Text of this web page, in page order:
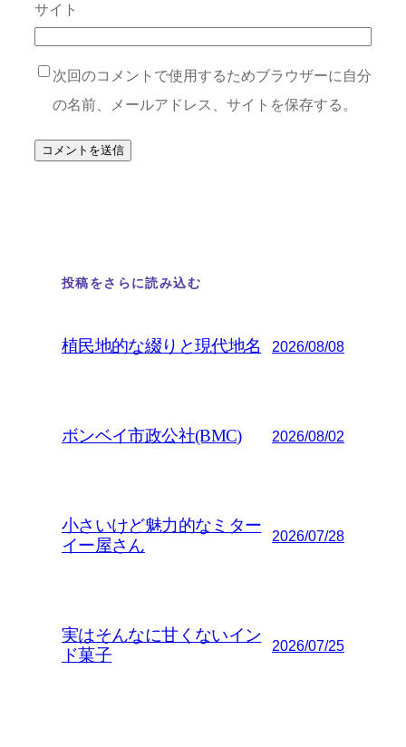
サイト
次回のコメントで使用するためブラウザーに自分
の名前、メールアドレス、サイトを保存する。
投稿をさらに読み込む
植民地的な綴りと現代地名 2026/08/08
ボンベイ市政公社(BMC) 2026/08/02
小さいけど魅力的なミター
イー屋さん
2026/07/28
実はそんなに甘くないイン
ド菓子
2026/07/25